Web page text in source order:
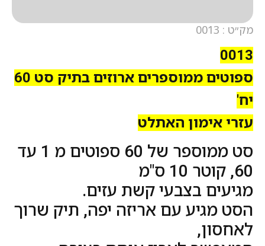
מק״ט : 0013
0013
ספוטים ממוספרים ארוזים בתיק סט 60
יח'
עזרי אימון האתלט
סט ממוספר של 60 ספוטים מ 1 עד
60, קוטר 10 ס"מ
מגיעים בצבעי קשת עזים.
הסט מגיע עם אריזה יפה, תיק שרוך
לאחסון,